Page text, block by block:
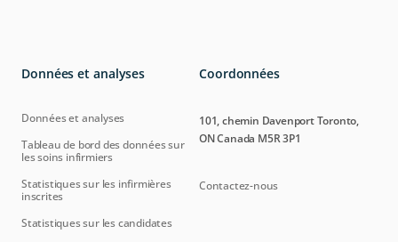
Données et analyses
Données et analyses
Tableau de bord des données sur
les soins infirmiers
Statistiques sur les infirmières
inscrites
Statistiques sur les candidates
Coordonnées
101, chemin Davenport Toronto,
ON Canada M5R 3P1
Contactez-nous